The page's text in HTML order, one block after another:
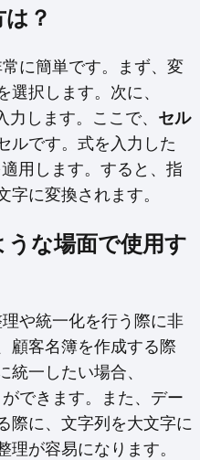
？
に簡単です。まず、変
選択します。次に、
力します。ここで、 セル
ルです。式を入力した
用します。すると、指
字に変換されます。
うな場面で使用す
や統一化を行う際に非
顧客名簿を作成する際
統一したい場合、
できます。また、デー
際に、文字列を大文字に
が容易になります。